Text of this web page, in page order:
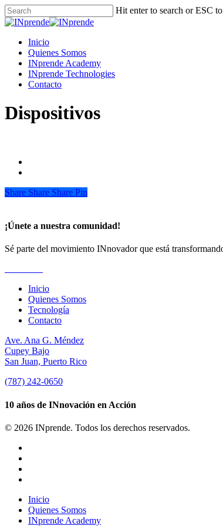
Skip
to
content
Hit enter to search or ESC
Close
Menu
Inicio
Quienes Somos
INprende Academy
INprende Technologies
Contacto
Dispositivos
Share
Share Share Share Pin
¡Únete a nuestra comunidad!
Sé parte del movimiento INnovador que está
Inicio
Quienes Somos
Tecnología
Contacto
Ave. Ana G. Méndez
Cupey Bajo
San Juan, Puerto Rico
(787) 242-0650
10 años de INnovación en Acción
© 2026 INprende. Todos los derechos reservados.
Close
Menu
Inicio
Quienes Somos
INprende Academy